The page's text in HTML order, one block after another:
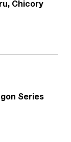
Chicory
Series